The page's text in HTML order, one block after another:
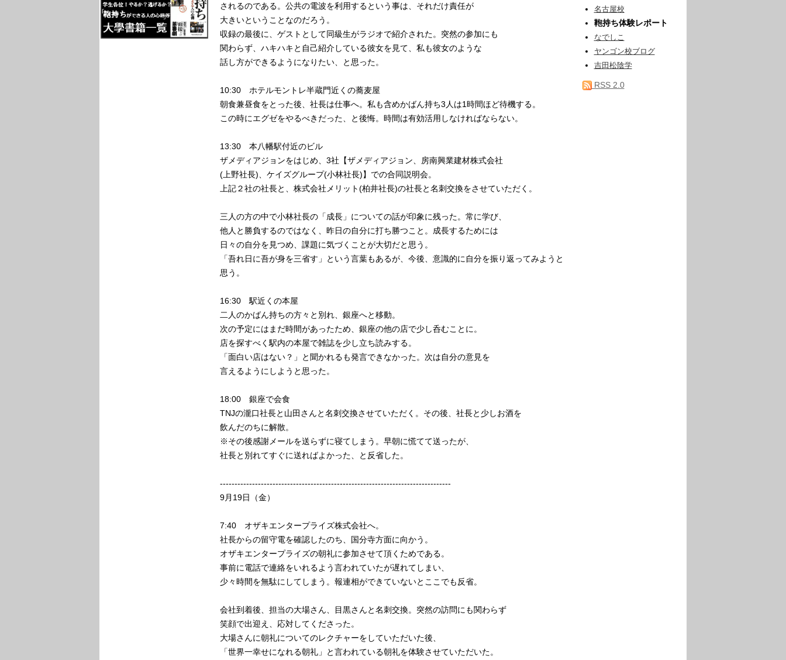
されるのである。公共の電波を利用するという事は、それだけ責任が
大きいということなのだろう。
収録の最後に、ゲストとして同級生がラジオで紹介された。突然の参加にも
関わらず、ハキハキと自己紹介している彼女を見て、私も彼女のような
話し方ができるようになりたい、と思った。
10:30 ホテルモントレ半蔵門近くの蕎麦屋
朝食兼昼食をとった後、社長は仕事へ。私も含めかばん持ち3人は1時間ほど待機する。
この時にエグゼをやるべきだった、と後悔。時間は有効活用しなければならない。
13:30 本八幡駅付近のビル
ザメディアジョンをはじめ、3社【ザメディアジョン、房南興業建材株式会社
(上野社長)、ケイズグループ(小林社長)】での合同説明会。
上記２社の社長と、株式会社メリット(柏井社長)の社長と名刺交換をさせていただく。
三人の方の中で小林社長の「成長」についての話が印象に残った。常に学び、
他人と勝負するのではなく、昨日の自分に打ち勝つこと。成長するためには
日々の自分を見つめ、課題に気づくことが大切だと思う。
「吾れ日に吾が身を三省す」という言葉もあるが、今後、意識的に自分を振り返ってみようと
思う。
16:30 駅近くの本屋
二人のかばん持ちの方々と別れ、銀座へと移動。
次の予定にはまだ時間があったため、銀座の他の店で少し呑むことに。
店を探すべく駅内の本屋で雑誌を少し立ち読みする。
「面白い店はない？」と聞かれるも発言できなかった。次は自分の意見を
言えるようにしようと思った。
18:00 銀座で会食
TNJの瀧口社長と山田さんと名刺交換させていただく。その後、社長と少しお酒を
飲んだのちに解散。
※その後感謝メールを送らずに寝てしまう。早朝に慌てて送ったが、
社長と別れてすぐに送ればよかった、と反省した。
-------------------------------------------------------------------------------
9月19日（金）
7:40 オザキエンタープライズ株式会社へ。
社長からの留守電を確認したのち、国分寺方面に向かう。
オザキエンタープライズの朝礼に参加させて頂くためである。
事前に電話で連絡をいれるよう言われていたが遅れてしまい、
少々時間を無駄にしてしまう。報連相ができていないとここでも反省。
会社到着後、担当の大場さん、目黒さんと名刺交換。突然の訪問にも関わらず
笑顔で出迎え、応対してくださった。
大場さんに朝礼についてのレクチャーをしていただいた後、
「世界一幸せになれる朝礼」と言われている朝礼を体験させていただいた。
名古屋校
鞄持ち体験レポート
なでしこ
ヤンゴン校ブログ
吉田松陰学
RSS 2.0